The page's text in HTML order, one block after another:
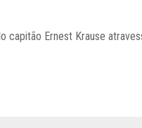
capitão Ernest Krause